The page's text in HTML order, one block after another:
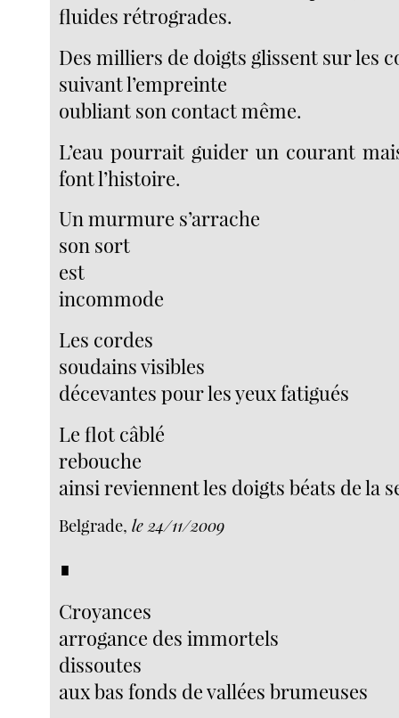
fluides rétrogrades.
Des milliers de doigts glissent sur les
suivant l’empreinte
oubliant son contact même.
L’eau pourrait guider un courant
font l’histoire.
Un murmure s’arrache
son sort
est
incommode
Les cordes
soudains visibles
décevantes pour les yeux fatigués
Le flot câblé
rebouche
ainsi reviennent les doigts béats de la
Belgrade, le 24/11/2009
∎
Croyances
arrogance des immortels
dissoutes
aux bas fonds de vallées brumeuses